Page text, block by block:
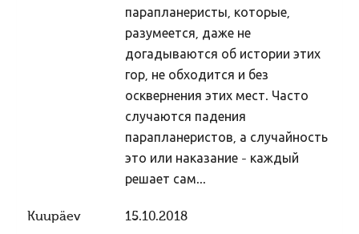
Pöördumine looduslike pühapaikade kaitseks
Raamat "Looduslikud pühapaigad"
Mahu kihelkond
Panga panga hiis
парапланеристы, которые,
разумеется, даже не
догадываются об истории этих
гор, не обходится и без
осквернения этих мест. Часто
случаются падения
парапланеристов, а случайность
это или наказание - каждый
решает сам...
Kuupäev 15.10.2018